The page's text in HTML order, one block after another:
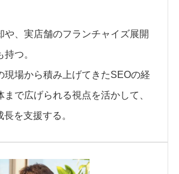
や、実店舗のフランチャイズ展開
つ。
現場から積み上げてきたSEOの経
で広げられる視点を活かして、
を支援する。